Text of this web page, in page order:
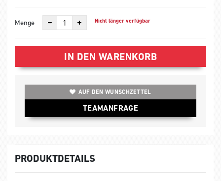
Menge Nicht länger verfügbar
IN DEN WARENKORB
AUF DEN WUNSCHZETTEL
TEAMANFRAGE
PRODUKTDETAILS